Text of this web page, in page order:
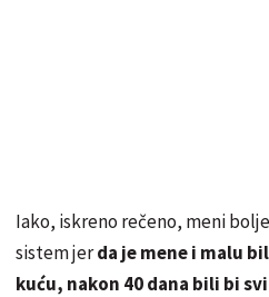
Iako, iskreno rečeno, meni
sistem jerda je mene i malu
kuću, nakon 40 dana bili bi